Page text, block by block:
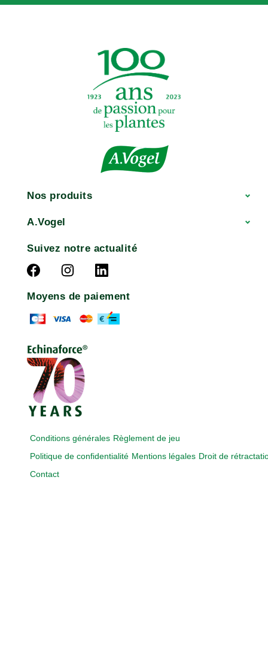
Nos produits
A.Vogel
Suivez notre actualité
Moyens de paiement
Conditions générales Règlement de jeu
Politique de confidentialité Mentions légales Droit de
Contact